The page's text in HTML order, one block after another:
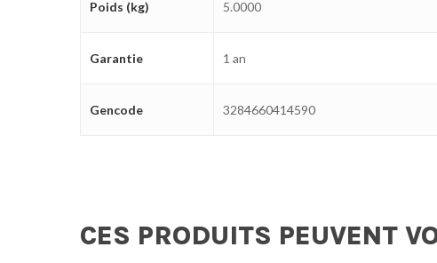
Poids (kg) 5.0000
Garantie 1 an
Gencode 3284660414590
CES PRODUITS PEUVENT